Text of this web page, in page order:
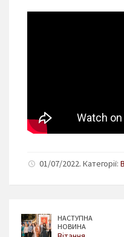
01/07/2022. Категорії:
НАСТУПНА
НОВИНА